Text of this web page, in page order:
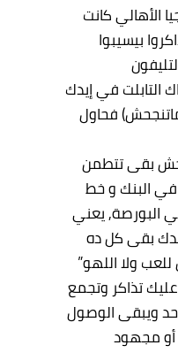
الأهالي كانت
بيسيبوا
في إيدك
فحاول
بقى تتطمن
البنك و خط
البورصة, يعني
بقى كل ده
ولا اللهو”
تذاكر وتجمع
ويبقى الوصول
مجهود